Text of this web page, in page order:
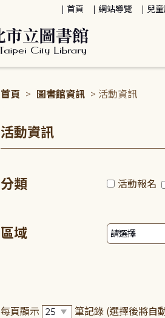
首頁 網站導覽 兒
首頁 > 圖書館資訊 > 活動資訊
活動資訊
分類 活動報名
區域
每頁顯示 筆記錄 (選擇後將自